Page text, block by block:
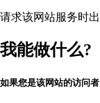
请求该网站服务时
我能做什么?
如果您是该网站的访问